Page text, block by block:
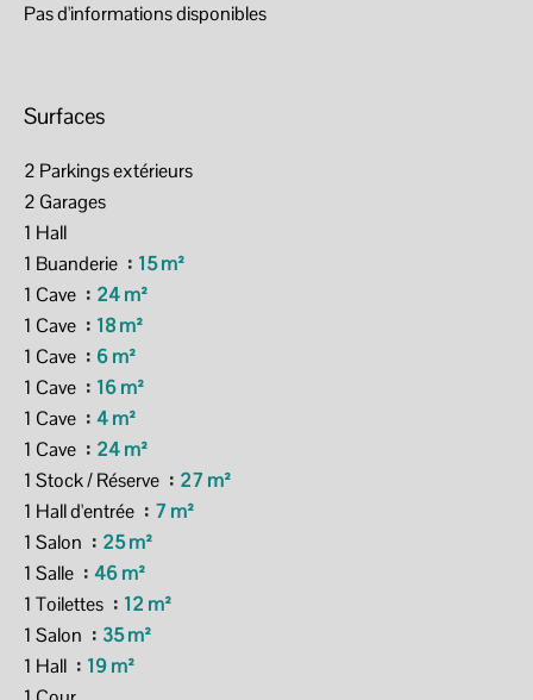
Pas d'informations disponibles
Surfaces
2 Parkings extérieurs
2 Garages
1 Hall
1 Buanderie
15 m²
1 Cave
24 m²
1 Cave
18 m²
1 Cave
6 m²
1 Cave
16 m²
1 Cave
4 m²
1 Cave
24 m²
1 Stock / Réserve
27 m²
1 Hall d'entrée
7 m²
1 Salon
25 m²
1 Salle
46 m²
1 Toilettes
12 m²
1 Salon
35 m²
1 Hall
19 m²